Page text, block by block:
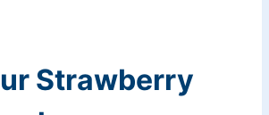
Strawberry